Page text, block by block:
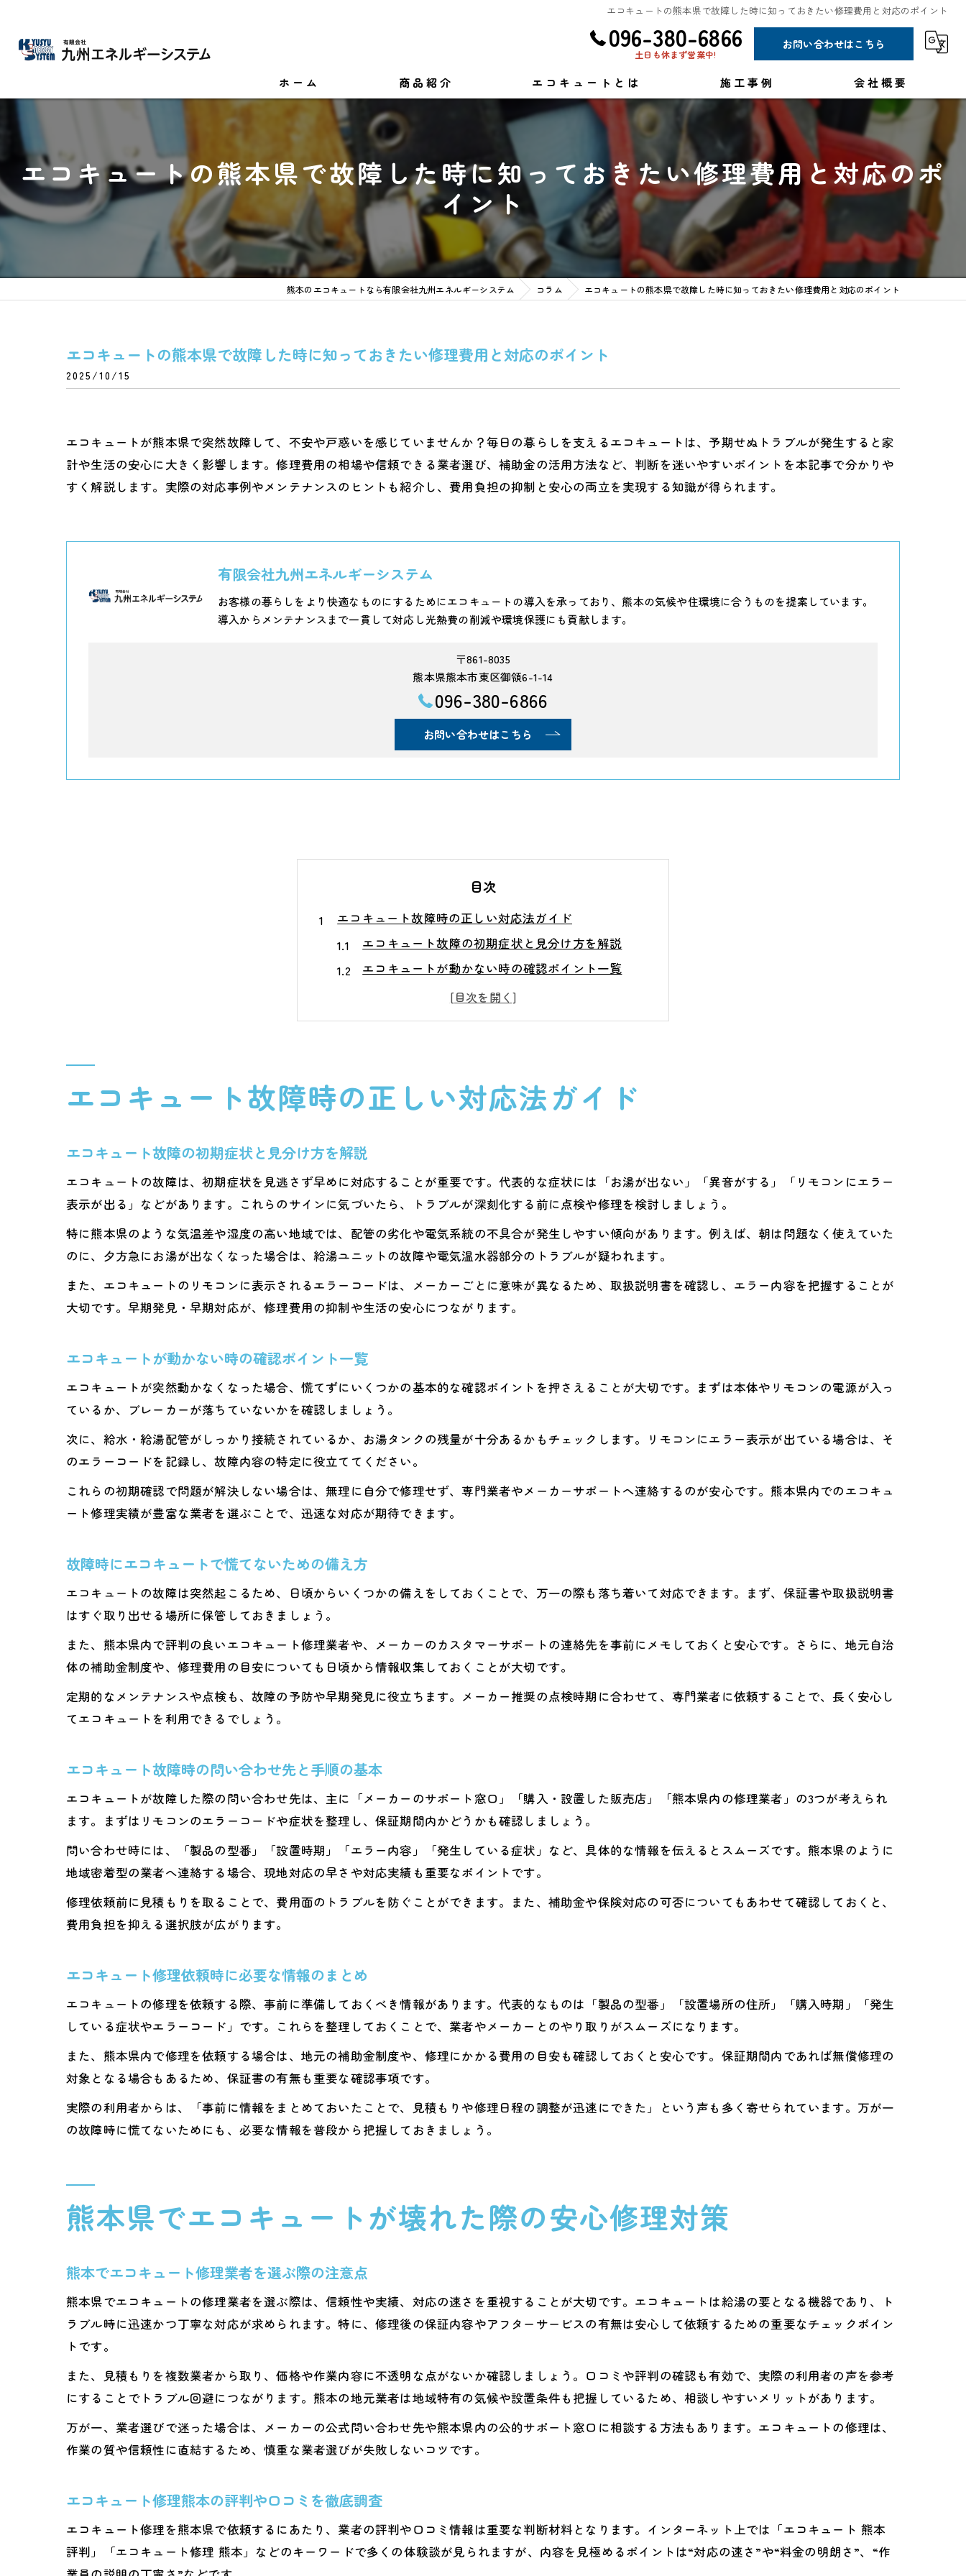
エコキュートの熊本県で故障した時に知っておきたい修理費用と対応のポイント
096-380-6866
土日も休まず営業中!
お問い合わせはこちら
ホーム 商品紹介 エコキュートとは 施工事例 会社概要
コラム
エコキュートの熊本県で故障した時に知っておきたい修理費用と対応のポ
イント
熊本のエコキュートなら有限会社九州エネルギーシステム コラム エコキュートの熊本県で故障した時に知っておきたい修理費用と対応のポイント
エコキュートの熊本県で故障した時に知っておきたい修理費用と対応のポイント
2025/10/15
エコキュートが熊本県で突然故障して、不安や戸惑いを感じていませんか？毎日の暮らしを支えるエコキュートは、予期せぬトラブルが発生すると家
計や生活の安心に大きく影響します。修理費用の相場や信頼できる業者選び、補助金の活用方法など、判断を迷いやすいポイントを本記事で分かりや
すく解説します。実際の対応事例やメンテナンスのヒントも紹介し、費用負担の抑制と安心の両立を実現する知識が得られます。
有限会社九州エネルギーシステム
お客様の暮らしをより快適なものにするためにエコキュートの導入を承っており、熊本の気候や住環境に合うものを提案しています。
導入からメンテナンスまで一貫して対応し光熱費の削減や環境保護にも貢献します。
〒861-8035
熊本県熊本市東区御領6-1-14
096-380-6866
お問い合わせはこちら
目次
エコキュート故障時の正しい対応法ガイド
エコキュート故障の初期症状と見分け方を解説
エコキュートが動かない時の確認ポイント一覧
故障時にエコキュートで慌てないための備え方
エコキュート故障時の問い合わせ先と手順の基本
熊本でエコキュート修理業者を選ぶ際の注意点
エコキュート修理の流れと熊本での具体例紹介
熊本県でのエコキュート修理依頼時の落とし穴
エコキュート不調時は落ち着いて状況を確認しよう
エコキュートが動かない時の簡単な自己診断法
エコキュート修理費用を抑えるためのコツ
エコキュート修理費用の内訳と相場の違い
不要なエコキュート交換を避けて費用を節約
エコキュート修理で見積もりを活用する方法
エコキュート修理費用を安く抑える交渉術
熊本でエコキュート修理費用を比較検討しよう
迷惑電話や悪質業者を回避するポイント
悪質なエコキュート業者の特徴と見抜き方
エコキュート修理で信頼できる業者選びのコツ
実績と評判で選ぶエコキュート修理業者の条件
補助金で賢くエコキュート修理を行う方法
熊本エコキュート補助金の申請条件と手順
補助金でエコキュート修理費用を抑える方法
エコキュート修理熊本の補助金最新情報を紹介
エコキュート故障時の正しい対応法ガイド
エコキュート故障の初期症状と見分け方を解説
エコキュートの故障は、初期症状を見逃さず早めに対応することが重要です。代表的な症状には「お湯が出ない」「異音がする」「リモコンにエラー
表示が出る」などがあります。これらのサインに気づいたら、トラブルが深刻化する前に点検や修理を検討しましょう。
特に熊本県のような気温差や湿度の高い地域では、配管の劣化や電気系統の不具合が発生しやすい傾向があります。例えば、朝は問題なく使えていた
のに、夕方急にお湯が出なくなった場合は、給湯ユニットの故障や電気温水器部分のトラブルが疑われます。
また、エコキュートのリモコンに表示されるエラーコードは、メーカーごとに意味が異なるため、取扱説明書を確認し、エラー内容を把握することが
大切です。早期発見・早期対応が、修理費用の抑制や生活の安心につながります。
エコキュートが動かない時の確認ポイント一覧
エコキュートが突然動かなくなった場合、慌てずにいくつかの基本的な確認ポイントを押さえることが大切です。まずは本体やリモコンの電源が入っ
ているか、ブレーカーが落ちていないかを確認しましょう。
次に、給水・給湯配管がしっかり接続されているか、お湯タンクの残量が十分あるかもチェックします。リモコンにエラー表示が出ている場合は、そ
のエラーコードを記録し、故障内容の特定に役立ててください。
これらの初期確認で問題が解決しない場合は、無理に自分で修理せず、専門業者やメーカーサポートへ連絡するのが安心です。熊本県内でのエコキュ
ート修理実績が豊富な業者を選ぶことで、迅速な対応が期待できます。
故障時にエコキュートで慌てないための備え方
エコキュートの故障は突然起こるため、日頃からいくつかの備えをしておくことで、万一の際も落ち着いて対応できます。まず、保証書や取扱説明書
はすぐ取り出せる場所に保管しておきましょう。
また、熊本県内で評判の良いエコキュート修理業者や、メーカーのカスタマーサポートの連絡先を事前にメモしておくと安心です。さらに、地元自治
体の補助金制度や、修理費用の目安についても日頃から情報収集しておくことが大切です。
定期的なメンテナンスや点検も、故障の予防や早期発見に役立ちます。メーカー推奨の点検時期に合わせて、専門業者に依頼することで、長く安心し
てエコキュートを利用できるでしょう。
エコキュート故障時の問い合わせ先と手順の基本
エコキュートが故障した際の問い合わせ先は、主に「メーカーのサポート窓口」「購入・設置した販売店」「熊本県内の修理業者」の3つが考えられ
ます。まずはリモコンのエラーコードや症状を整理し、保証期間内かどうかも確認しましょう。
問い合わせ時には、「製品の型番」「設置時期」「エラー内容」「発生している症状」など、具体的な情報を伝えるとスムーズです。熊本県のように
地域密着型の業者へ連絡する場合、現地対応の早さや対応実績も重要なポイントです。
修理依頼前に見積もりを取ることで、費用面のトラブルを防ぐことができます。また、補助金や保険対応の可否についてもあわせて確認しておくと、
費用負担を抑える選択肢が広がります。
エコキュート修理依頼時に必要な情報のまとめ
エコキュートの修理を依頼する際、事前に準備しておくべき情報があります。代表的なものは「製品の型番」「設置場所の住所」「購入時期」「発生
している症状やエラーコード」です。これらを整理しておくことで、業者やメーカーとのやり取りがスムーズになります。
また、熊本県内で修理を依頼する場合は、地元の補助金制度や、修理にかかる費用の目安も確認しておくと安心です。保証期間内であれば無償修理の
対象となる場合もあるため、保証書の有無も重要な確認事項です。
実際の利用者からは、「事前に情報をまとめておいたことで、見積もりや修理日程の調整が迅速にできた」という声も多く寄せられています。万が一
の故障時に慌てないためにも、必要な情報を普段から把握しておきましょう。
熊本県でエコキュートが壊れた際の安心修理対策
熊本でエコキュート修理業者を選ぶ際の注意点
熊本県でエコキュートの修理業者を選ぶ際は、信頼性や実績、対応の速さを重視することが大切です。エコキュートは給湯の要となる機器であり、ト
ラブル時に迅速かつ丁寧な対応が求められます。特に、修理後の保証内容やアフターサービスの有無は安心して依頼するための重要なチェックポイン
トです。
また、見積もりを複数業者から取り、価格や作業内容に不透明な点がないか確認しましょう。口コミや評判の確認も有効で、実際の利用者の声を参考
にすることでトラブル回避につながります。熊本の地元業者は地域特有の気候や設置条件も把握しているため、相談しやすいメリットがあります。
万が一、業者選びで迷った場合は、メーカーの公式問い合わせ先や熊本県内の公的サポート窓口に相談する方法もあります。エコキュートの修理は、
作業の質や信頼性に直結するため、慎重な業者選びが失敗しないコツです。
エコキュート修理熊本の評判や口コミを徹底調査
エコキュート修理を熊本県で依頼するにあたり、業者の評判や口コミ情報は重要な判断材料となります。インターネット上では「エコキュート 熊本
評判」「エコキュート修理 熊本」などのキーワードで多くの体験談が見られますが、内容を見極めるポイントは“対応の速さ”や“料金の明朗さ”、“作